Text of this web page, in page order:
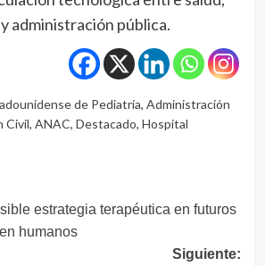
administración pública.
de Pediatría, Administración
Civil, ANAC, Destacado, Hospital
estrategia terapéutica en futuros
humanos
Siguiente: